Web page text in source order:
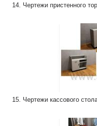
14. Чертежи пристенного
15. Чертежи кассового